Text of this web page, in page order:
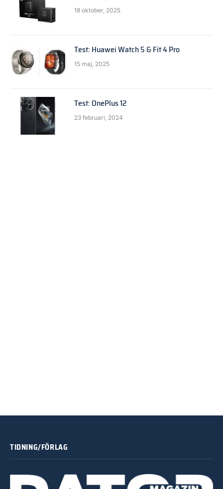
18 oktober, 2025
Test: Huawei Watch 5 & Fit 4 Pro
15 maj, 2025
Test: OnePlus 12
23 februari, 2024
TIDNING/FÖRLAG